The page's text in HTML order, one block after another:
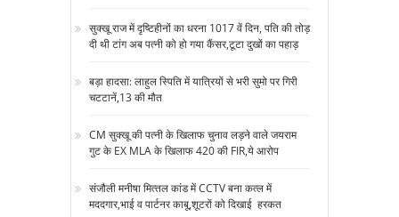
सुक्‍खू राज में दृष्टिहीनों का धरना 1017 वें दिन, पति की तोड़
दी थी टांग अब पत्‍नी को हो गया कैंसर,टूटा दुखों का पहाड़
बड़ा हादसा: लाहुल स्पिति में यात्रियों से भरी सुमो पर गिरी
चटटानें,13 की मौत
CM सुक्‍खू की पत्‍नी के खिलाफ चुनाव लड़ने वाले जयराम
गुट के EX MLA के खिलाफ 420 की FIR,ये आरोप
संजौली मनीषा मित्‍तल कांड में CCTV बना कत्‍ल में
मददगार,भाई व पार्टनर काबू,शूटरों को दिखाई हरकत